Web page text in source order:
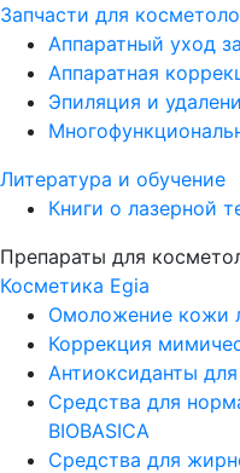
Запчасти для
Аппаратный уход
Аппаратная
Эпиляция и
Литература и обучение
Книги о лазерной
Препараты для
Косметика Egia
Омоложение кожи
Коррекция
Антиоксиданты
Средства для
BIOBASICA
Средства для